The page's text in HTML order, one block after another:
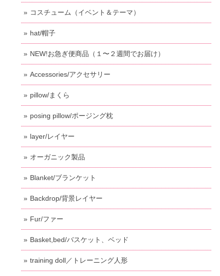
コスチューム（イベント＆テーマ）
hat/帽子
NEW!お急ぎ便商品（１〜２週間でお届け）
Accessories/アクセサリー
pillow/まくら
posing pillow/ポージング枕
layer/レイヤー
オーガニック製品
Blanket/ブランケット
Backdrop/背景レイヤー
Fur/ファー
Basket,bed/バスケット、ベッド
training doll／トレーニング人形